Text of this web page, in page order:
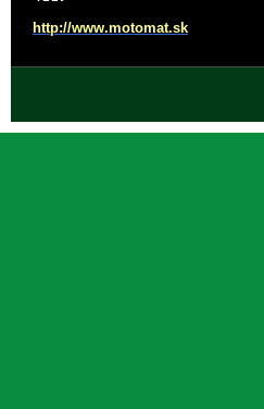
http://www.motomat.sk